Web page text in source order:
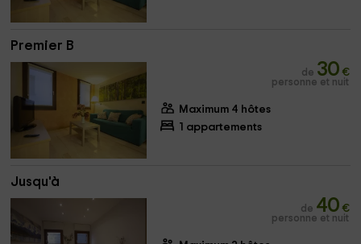
Premier B
de 30 €
personne et nuit
Maximum 4 hôtes
1 appartements
Jusqu'à
de 40 €
personne et nuit